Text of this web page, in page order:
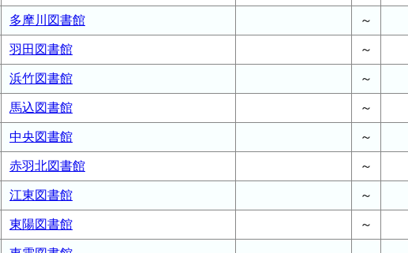
多摩川図書館 ～
羽田図書館 ～
浜竹図書館 ～
馬込図書館 ～
中央図書館 ～
赤羽北図書館 ～
江東図書館 ～
東陽図書館 ～